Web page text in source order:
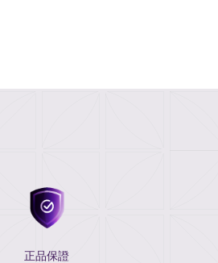
正品保證